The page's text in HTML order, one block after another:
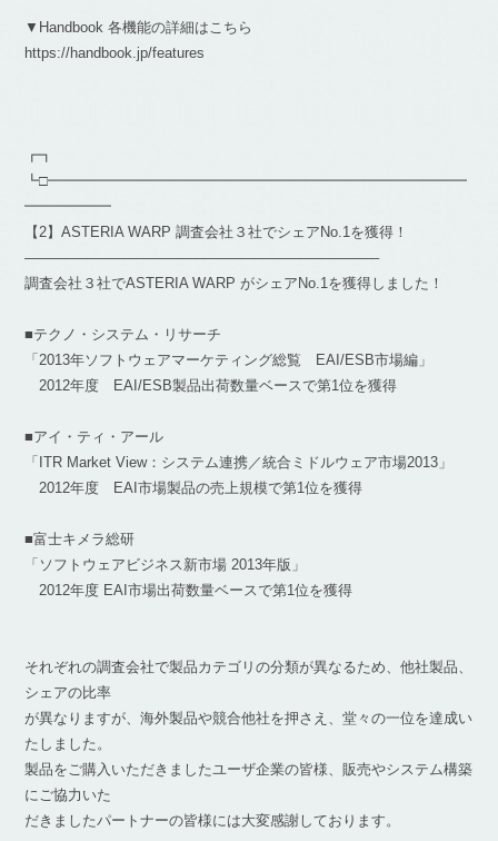
▼Handbook 各機能の詳細はこちら
https://handbook.jp/features
┏┓
┗□━━━━━━━━━━━━━━━━━━━━━━━━━━━━━
━━━━━━
【2】ASTERIA WARP 調査会社３社でシェアNo.1を獲得！
————————————————————————–
調査会社３社でASTERIA WARP がシェアNo.1を獲得しました！
■テクノ・システム・リサーチ
「2013年ソフトウェアマーケティング総覧 EAI/ESB市場編」
2012年度 EAI/ESB製品出荷数量ベースで第1位を獲得
■アイ・ティ・アール
「ITR Market View：システム連携／統合ミドルウェア市場2013」
2012年度 EAI市場製品の売上規模で第1位を獲得
■富士キメラ総研
「ソフトウェアビジネス新市場 2013年版」
2012年度 EAI市場出荷数量ベースで第1位を獲得
それぞれの調査会社で製品カテゴリの分類が異なるため、他社製品、
シェアの比率
が異なりますが、海外製品や競合他社を押さえ、堂々の一位を達成い
たしました。
製品をご購入いただきましたユーザ企業の皆様、販売やシステム構築
にご協力いた
だきましたパートナーの皆様には大変感謝しております。